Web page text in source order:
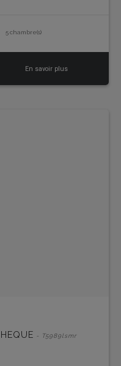
5 chambre(s)
En savoir plus
- T5989lsmr